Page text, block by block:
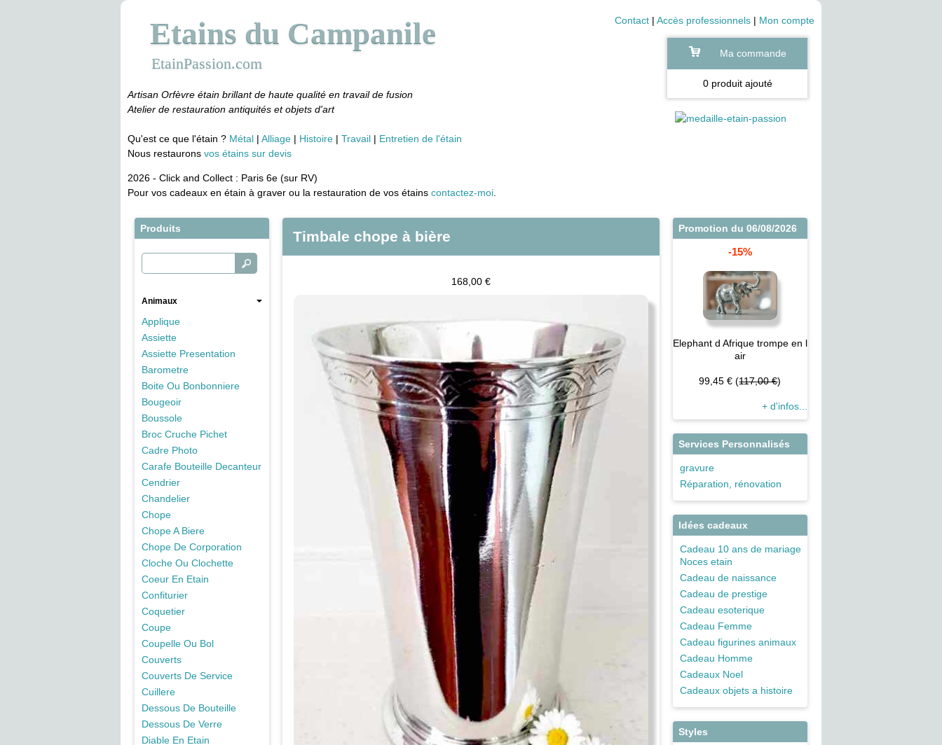
Contact | Accès professionnels | Mon compte
Ma commande
0 produit ajouté
Etains du Campanile
EtainPassion.com
Artisan Orfèvre étain brillant de haute qualité en travail de fusion
Atelier de restauration antiquités et objets d'art
Qu'est ce que l'étain ? Métal Alliage Histoire Travail
Entretien de l'étain
Nous restaurons vos étains sur devis
2026 - Click and Collect : Paris 6e (sur RV)
Pour vos cadeaux en étain à graver ou la restauration de vos étains contactez-moi
Produits
Animaux
Applique
Assiette
Assiette Presentation
Barometre
Boite Ou Bonbonniere
Bougeoir
Boussole
Broc Cruche Pichet
Cadre Photo
Carafe Bouteille Decanteur
Cendrier
Chandelier
Chope
Chope A Biere
Chope De Corporation
Cloche Ou Clochette
Coeur En Etain
Confiturier
Coquetier
Coupe
Coupelle Ou Bol
Couverts
Couverts De Service
Cuillere
Dessous De Bouteille
Dessous De Verre
Diable En Etain
Timbale chope à bière
168,00 €
Promotion du 06/08/2026
-15%
Elephant d Afrique trompe en l
air
99,45 € (117,00 €)
+ d'infos...
Services Personnalisés
gravure
Réparation, rénovation
Idées cadeaux
Cadeau 10 ans de mariage
Noces etain
Cadeau de naissance
Cadeau de prestige
Cadeau esoterique
Cadeau Femme
Cadeau figurines animaux
Cadeau Homme
Cadeaux Noel
Cadeaux objets a histoire
Styles